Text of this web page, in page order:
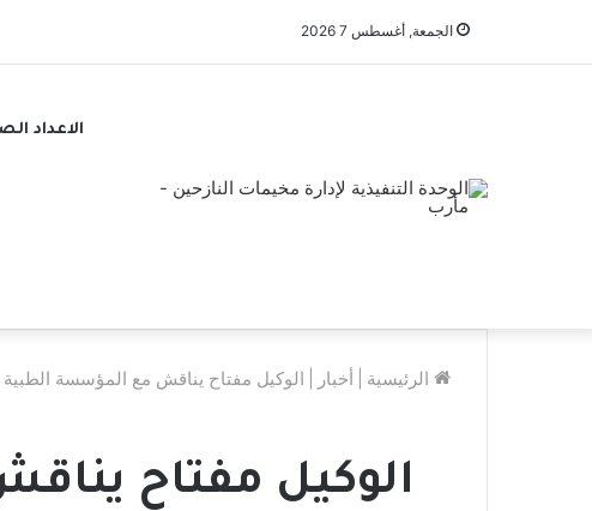
الجمعة, أغسطس 7 2026
الاعداد
الرئيسية أخبار الوكيل مفتاح يناقش مع المؤسسة الطبية
الوكيل مفتاح